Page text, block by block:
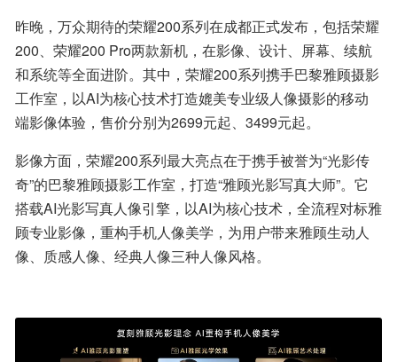
昨晚，万众期待的荣耀200系列在成都正式发布，包括荣耀
200、荣耀200 Pro两款新机，在影像、设计、屏幕、续航
和系统等全面进阶。其中，荣耀200系列携手巴黎雅顾摄影
工作室，以AI为核心技术打造媲美专业级人像摄影的移动
端影像体验，售价分别为2699元起、3499元起。
影像方面，荣耀200系列最大亮点在于携手被誉为“光影传
奇”的巴黎雅顾摄影工作室，打造“雅顾光影写真大师”。它
搭载AI光影写真人像引擎，以AI为核心技术，全流程对标雅
顾专业影像，重构手机人像美学，为用户带来雅顾生动人
像、质感人像、经典人像三种人像风格。